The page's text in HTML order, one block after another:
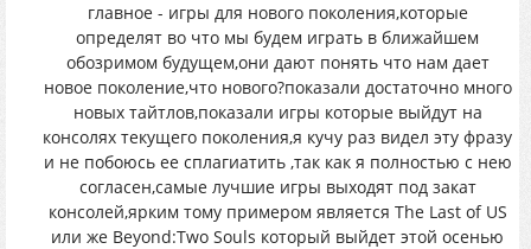
главное - игры для нового поколения,которые
определят во что мы будем играть в ближайшем
обозримом будущем,они дают понять что нам дает
новое поколение,что нового?показали достаточно много
новых тайтлов,показали игры которые выйдут на
консолях текущего поколения,я кучу раз видел эту фразу
и не побоюсь ее сплагиатить ,так как я полностью с нею
согласен,самые лучшие игры выходят под закат
консолей,ярким тому примером является The Last of US
или же Beyond:Two Souls который выйдет этой осенью